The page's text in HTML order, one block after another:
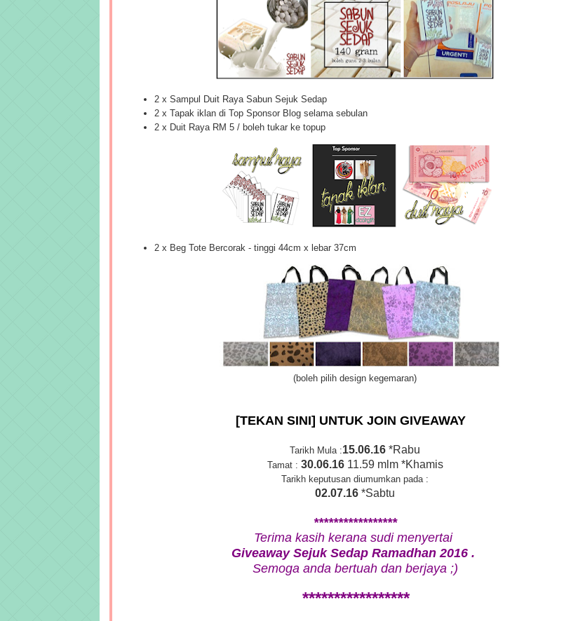
2 x Sampul Duit Raya Sabun Sejuk Sedap
2 x Tapak iklan di Top Sponsor Blog selama sebulan
2 x Duit Raya RM 5 / boleh tukar ke topup
2 x Beg Tote Bercorak - tinggi 44cm x lebar 37cm
(boleh pilih design kegemaran)
[TEKAN SINI] UNTUK JOIN GIVEAWAY
Tarikh Mula :15.06.16 *Rabu
Tamat : 30.06.1611.59 mlm *Khamis
Tarikh keputusan diumumkan pada :
02.07.16 *Sabtu
*****************
Terima kasih kerana sudi menyertai
Giveaway Sejuk Sedap Ramadhan 2016 .
Semoga anda bertuah dan berjaya ;)
*****************